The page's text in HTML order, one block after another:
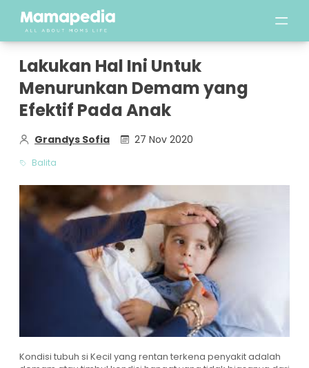
Lakukan Hal Ini Untuk
Menurunkan Demam yang
Efektif Pada Anak
Grandys Sofia 27 Nov 2020
Balita
Kondisi tubuh si Kecil yang rentan terkena penyakit adalah